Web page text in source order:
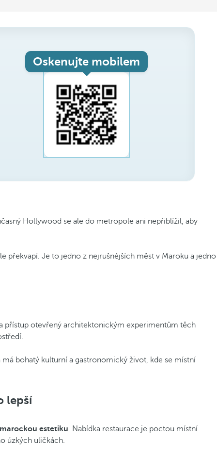
Oskenujte mobilem
Hollywood se ale do metropole ani nepřiblížil, aby
překvapí. Je to jedno z nejrušnějších měst v Maroku a jedno
přístup otevřený architektonickým experimentům těch
má bohatý kulturní a gastronomický život, kde se místní
lepší
marockou estetiku. Nabídka restaurace je poctou místní
úzkých uličkách.